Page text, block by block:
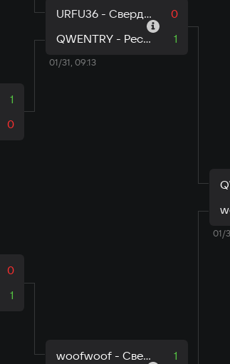
1
0
0
1
URFU36 - Свердловская область
0
QWENTRY - Республика Саха
1
01/31, 09:13
woofwoof - Свердловская область
1
01/